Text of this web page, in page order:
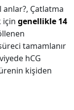
anlar?, Çatlatma
için genellikle 14
tamamlanır
hCG
kişiden